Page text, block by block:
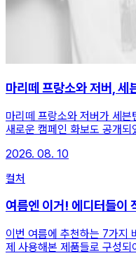
마리떼 프랑소와 저버, 세
마리떼 프랑소와 저버가 세
새로운 캠페인 화보도 공개되
2026. 08. 10
컬처
여름엔 이거! 에디터들이
이번 여름에 추천하는 7가지
제 사용해본 제품들로 구성되